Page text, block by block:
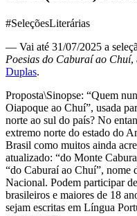
#SeleçõesLiterárias
— Vai até 31/07/2025 a
Poesias do Caburaí ao Chuí,
Duplas.
Proposta\Sinopse: “Quem
Oiapoque ao Chuí”, usada
norte ao sul do país? No
extremo norte do estado do
Brasil como muitos ainda
atualizado: “do Monte
“do Caburaí ao Chuí”, nome
Nacional. Podem participar
brasileiros e maiores de 18
sejam escritas em Língua